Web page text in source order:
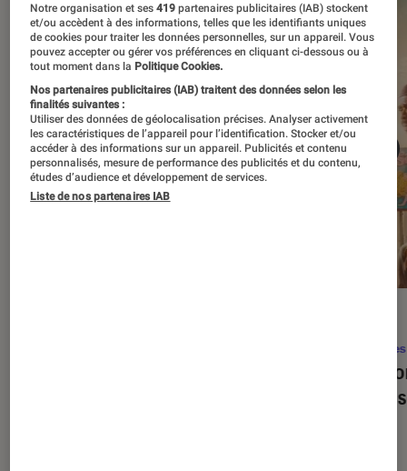
Séries
Notre organisation et ses419 partenaires publicitaires (IAB) stockent
et/ou accèdent à des informations, telles que les identifiants uniques
de cookies pour traiter les données personnelles, sur un appareil. Vous
pouvez accepter ou gérer vos préférences en cliquant ci-dessous ou à
tout moment dans la Politique Cookies.
Nos partenaires publicitaires (IAB) traitent des données selon les
finalités suivantes :
Utiliser des données de géolocalisation précises. Analyser activement
les caractéristiques de l’appareil pour l’identification. Stocker et/ou
accéder à des informations sur un appareil. Publicités et contenu
personnalisés, mesure de performance des publicités et du contenu,
études d’audience et développement de services.
Liste de nos partenaires IAB